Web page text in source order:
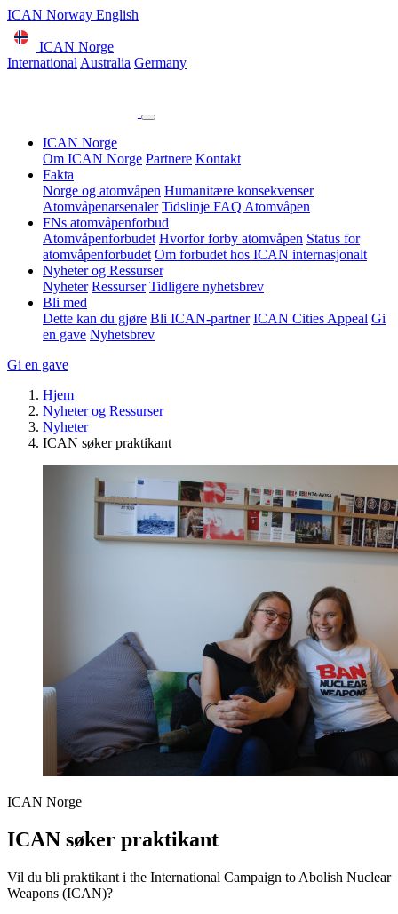
ICAN Norway English
ICAN Norge
International Australia Germany
ICAN Norge
Om ICAN Norge Partnere Kontakt
Fakta
Norge og atomvåpen Humanitære konsekvenser
Atomvåpenarsenaler Tidslinje FAQ Atomvåpen
FNs atomvåpenforbud
Atomvåpenforbudet Hvorfor forby atomvåpen Status for
atomvåpenforbudet Om forbudet hos ICAN internasjonalt
Nyheter og Ressurser
Nyheter Ressurser Tidligere nyhetsbrev
Bli med
Dette kan du gjøre Bli ICAN-partner ICAN Cities Appeal Gi
en gave Nyhetsbrev
Gi en gave
Hjem
Nyheter og Ressurser
Nyheter
ICAN søker praktikant
ICAN Norge
ICAN søker praktikant
Vil du bli praktikant i the International Campaign to Abolish Nuclear
Weapons (ICAN)?